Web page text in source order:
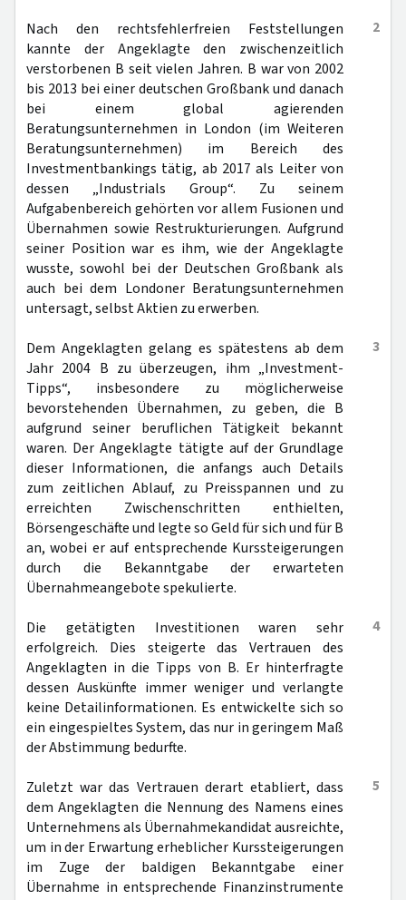
2
Nach den rechtsfehlerfreien Feststellungen
kannte der Angeklagte den zwischenzeitlich
verstorbenen B seit vielen Jahren. B war von 2002
bis 2013 bei einer deutschen Großbank und danach
bei einem global agierenden
Beratungsunternehmen in London (im Weiteren
Beratungsunternehmen) im Bereich des
Investmentbankings tätig, ab 2017 als Leiter von
dessen „Industrials Group“. Zu seinem
Aufgabenbereich gehörten vor allem Fusionen und
Übernahmen sowie Restrukturierungen. Aufgrund
seiner Position war es ihm, wie der Angeklagte
wusste, sowohl bei der Deutschen Großbank als
auch bei dem Londoner Beratungsunternehmen
untersagt, selbst Aktien zu erwerben.
3
Dem Angeklagten gelang es spätestens ab dem
Jahr 2004 B zu überzeugen, ihm „Investment-
Tipps“, insbesondere zu möglicherweise
bevorstehenden Übernahmen, zu geben, die B
aufgrund seiner beruflichen Tätigkeit bekannt
waren. Der Angeklagte tätigte auf der Grundlage
dieser Informationen, die anfangs auch Details
zum zeitlichen Ablauf, zu Preisspannen und zu
erreichten Zwischenschritten enthielten,
Börsengeschäfte und legte so Geld für sich und für B
an, wobei er auf entsprechende Kurssteigerungen
durch die Bekanntgabe der erwarteten
Übernahmeangebote spekulierte.
4
Die getätigten Investitionen waren sehr
erfolgreich. Dies steigerte das Vertrauen des
Angeklagten in die Tipps von B. Er hinterfragte
dessen Auskünfte immer weniger und verlangte
keine Detailinformationen. Es entwickelte sich so
ein eingespieltes System, das nur in geringem Maß
der Abstimmung bedurfte.
5
Zuletzt war das Vertrauen derart etabliert, dass
dem Angeklagten die Nennung des Namens eines
Unternehmens als Übernahmekandidat ausreichte,
um in der Erwartung erheblicher Kurssteigerungen
im Zuge der baldigen Bekanntgabe einer
Übernahme in entsprechende Finanzinstrumente